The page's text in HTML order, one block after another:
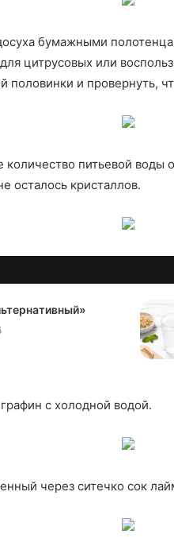
бумажными
цитрусовых или
половинки и провернуть,
количество питьевой
осталось кристаллов.
с холодной водой.
через ситечко сок